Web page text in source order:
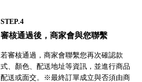
STEP.4
審核通過後，商家會與您聯繫
若審核通過，商家會聯繫您再次確認款
式、顏色、配送地址等資訊，並進行商品
配送或面交。※最終訂單成立與否須由商